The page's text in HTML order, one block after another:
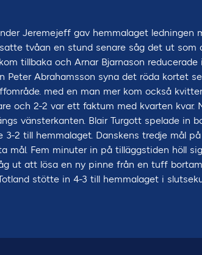
Jeremejeff gav hemmalaget ledningen
tvåan en stund senare såg det ut
tillbaka och Arnar Bjarnason reducerade
Peter Abrahamsson syna det röda kortet
med en man mer kom också
och 2-2 var ett faktum med kvarten kvar.
vänsterkanten. Blair Turgott spelade in
3-2 till hemmalaget. Danskens tredje mål
mål. Fem minuter in på tilläggstiden höll
ut att lösa en ny pinne från en tuff
stötte in 4-3 till hemmalaget i